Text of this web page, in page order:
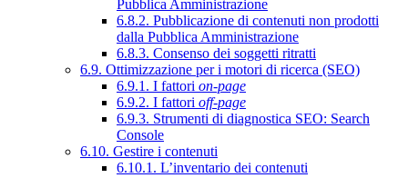
Pubblica Amministrazione
6.8.2. Pubblicazione di contenuti non prodotti
dalla Pubblica Amministrazione
6.8.3. Consenso dei soggetti ritratti
6.9. Ottimizzazione per i motori di ricerca (SEO)
6.9.1. I fattori on-page
6.9.2. I fattori off-page
6.9.3. Strumenti di diagnostica SEO: Search
Console
6.10. Gestire i contenuti
6.10.1. L’inventario dei contenuti